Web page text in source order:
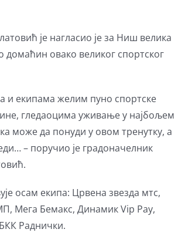
је нагласио је за Ниш велика
домаћин овако великог спортског
и екипама желим пуно спортске
гледаоцима уживање у најбољем
може да понуди у овом тренутку, а
– поручио је градоначелник
осам екипа: Црвена звезда мтс,
Мега Бемакс, Динамик Vip Pay,
Раднички.